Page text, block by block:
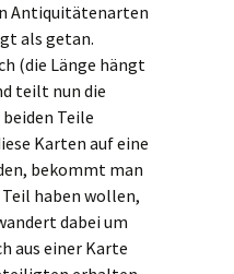
Antiquitätenarten
als getan.
(die Länge hängt
teilt nun die
Teile
Karten auf eine
bekommt man
haben wollen,
dabei um
aus einer Karte